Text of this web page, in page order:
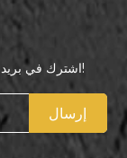
اشترك في بريدنا الإلكتروني لتكون أول من يعرف عروضنا الخاصة!
إرسال